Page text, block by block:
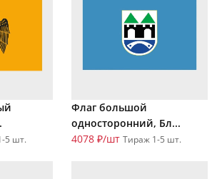
5 шт.
Флаг большой
односторонний, Бл...
4078 ₽/шт Тираж 1-5 шт.